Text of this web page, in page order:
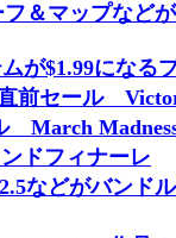
＆マップなど
が$1.99になる
前セール
March
ドフィナーレ
などがバンド